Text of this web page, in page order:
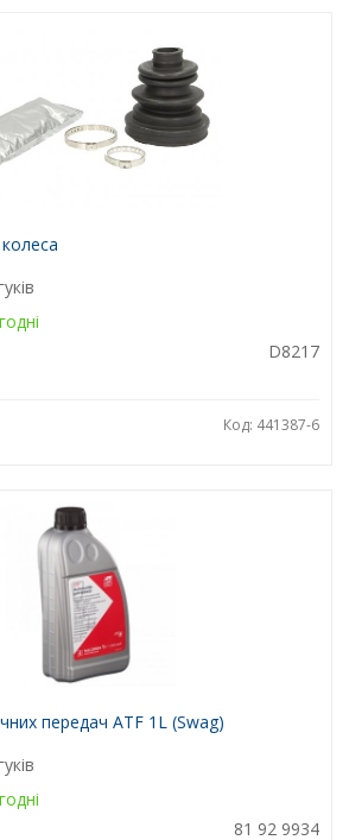
D8217
Код: 441387-6
передач ATF 1L (Swag)
81 92 9934